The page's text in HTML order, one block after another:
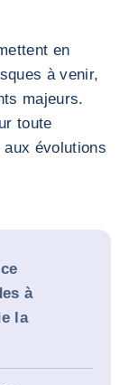
en
à venir,
majeurs.
toute
évolutions
à
la